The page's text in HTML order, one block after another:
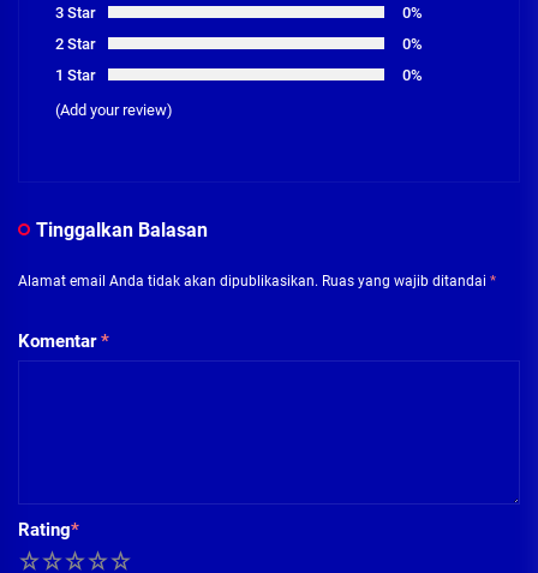
3 Star
0%
2 Star
0%
1 Star
0%
(Add your review)
Tinggalkan Balasan
Alamat email Anda tidak akan dipublikasikan. Ruas yang wajib ditandai *
Komentar*
Rating*
5
4
3
2